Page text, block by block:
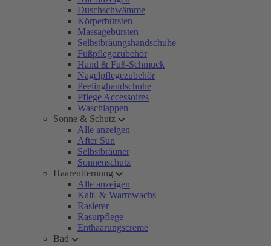
Duschschwämme
Körperbürsten
Massagebürsten
Selbstbräungshandschuhe
Fußpflegezubehör
Hand & Fuß-Schmuck
Nagelpflegezubehör
Peelinghandschuhe
Pflege Accessoires
Waschlappen
Sonne & Schutz
Alle anzeigen
After Sun
Selbstbräuner
Sonnenschutz
Haarentfernung
Alle anzeigen
Kalt- & Warmwachs
Rasierer
Rasurpflege
Enthaarungscreme
Bad